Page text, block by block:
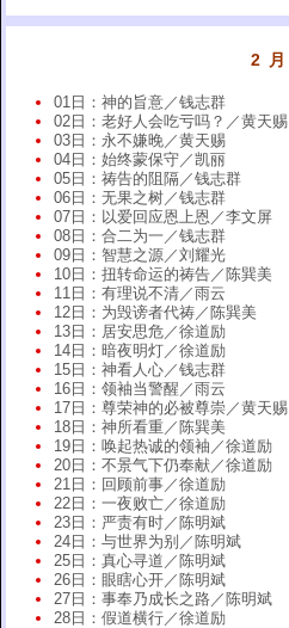
2 月
01日：神的旨意／钱志群
02日：老好人会吃亏吗？／黄天赐
03日：永不嫌晚／黄天赐
04日：始终蒙保守／凯丽
05日：祷告的阻隔／钱志群
06日：无果之树／钱志群
07日：以爱回应恩上恩／李文屏
08日：合二为一／钱志群
09日：智慧之源／刘耀光
10日：扭转命运的祷告／陈巽美
11日：有理说不清／雨云
12日：为毁谤者代祷／陈巽美
13日：居安思危／徐道励
14日：暗夜明灯／徐道励
15日：神看人心／钱志群
16日：领袖当警醒／雨云
17日：尊荣神的必被尊崇／黄天赐
18日：神所看重／陈巽美
19日：唤起热诚的领袖／徐道励
20日：不景气下仍奉献／徐道励
21日：回顾前事／徐道励
22日：一夜败亡／徐道励
23日：严责有时／陈明斌
24日：与世界为别／陈明斌
25日：真心寻道／陈明斌
26日：眼瞎心开／陈明斌
27日：事奉乃成长之路／陈明斌
28日：假道横行／徐道励